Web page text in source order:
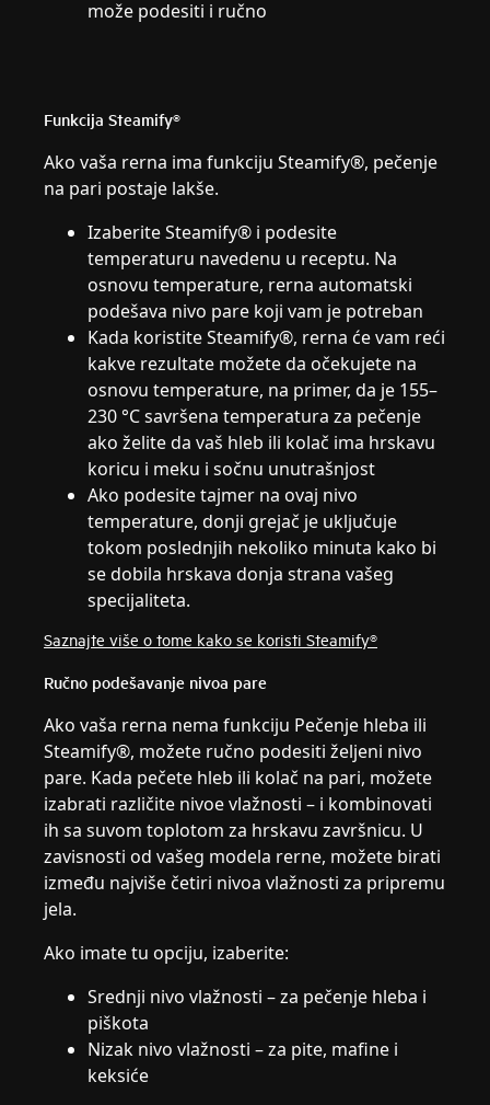
može podesiti i ručno
Funkcija Steamify®
Ako vaša rerna ima funkciju Steamify®, pečenje
na pari postaje lakše.
Izaberite Steamify® i podesite
temperaturu navedenu u receptu. Na
osnovu temperature, rerna automatski
podešava nivo pare koji vam je potreban
Kada koristite Steamify®, rerna će vam reći
kakve rezultate možete da očekujete na
osnovu temperature, na primer, da je 155–
230 °C savršena temperatura za pečenje
ako želite da vaš hleb ili kolač ima hrskavu
koricu i meku i sočnu unutrašnjost
Ako podesite tajmer na ovaj nivo
temperature, donji grejač je uključuje
tokom poslednjih nekoliko minuta kako bi
se dobila hrskava donja strana vašeg
specijaliteta.
Saznajte više o tome kako se koristi Steamify®
Ručno podešavanje nivoa pare
Ako vaša rerna nema funkciju Pečenje hleba ili
Steamify®, možete ručno podesiti željeni nivo
pare. Kada pečete hleb ili kolač na pari, možete
izabrati različite nivoe vlažnosti – i kombinovati
ih sa suvom toplotom za hrskavu završnicu. U
zavisnosti od vašeg modela rerne, možete birati
između najviše četiri nivoa vlažnosti za pripremu
jela.
Ako imate tu opciju, izaberite:
Srednji nivo vlažnosti – za pečenje hleba i
piškota
Nizak nivo vlažnosti – za pite, mafine i
keksiće